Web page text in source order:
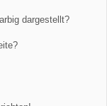
dargestellt?